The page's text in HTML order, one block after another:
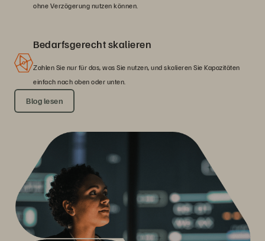
ohne Verzögerung nutzen können.
Bedarfsgerecht skalieren
Zahlen Sie nur für das, was Sie nutzen, und skalieren Sie Kapazitäten
einfach nach oben oder unten.
Blog lesen